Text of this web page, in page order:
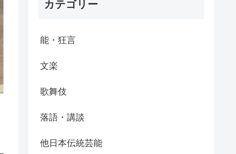
カテゴリー
能・狂言
文楽
歌舞伎
落語・講談
他日本伝統芸能